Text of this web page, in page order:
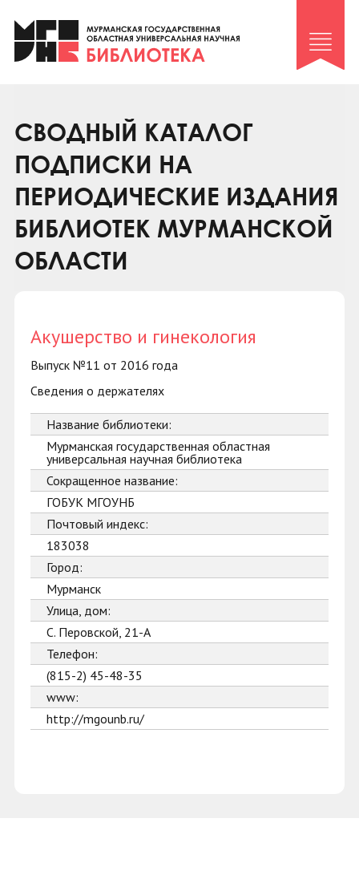
Клуб «Гиря и сельдерей»
Клуб «Семейный архив»
Коллегам
Контакты
СВОДНЫЙ КАТАЛОГ
ПОДПИСКИ НА
ПЕРИОДИЧЕСКИЕ ИЗДАНИЯ
БИБЛИОТЕК МУРМАНСКОЙ
ОБЛАСТИ
Акушерство и гинекология
Выпуск №11 от 2016 года
Сведения о держателях
Название библиотеки:
Мурманская государственная областная
универсальная научная библиотека
Сокращенное название:
ГОБУК МГОУНБ
Почтовый индекс:
183038
Город:
Мурманск
Улица, дом:
С. Перовской, 21-А
Телефон:
(815-2) 45-48-35
www:
http://mgounb.ru/